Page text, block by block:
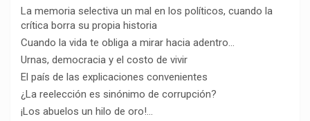
La memoria selectiva un mal en los políticos, cuando la
crítica borra su propia historia
Cuando la vida te obliga a mirar hacia adentro…
Urnas, democracia y el costo de vivir
El país de las explicaciones convenientes
¿La reelección es sinónimo de corrupción?
¡Los abuelos un hilo de oro!…